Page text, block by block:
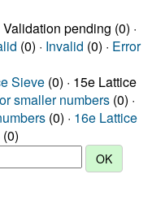
pending (0) ·
(0) · Invalid (0) · Error
Sieve (0) · 15e Lattice
smaller numbers (0) ·
(0) · 16e Lattice
(0)